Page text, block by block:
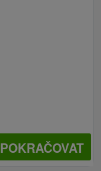
POKRAČOVAT